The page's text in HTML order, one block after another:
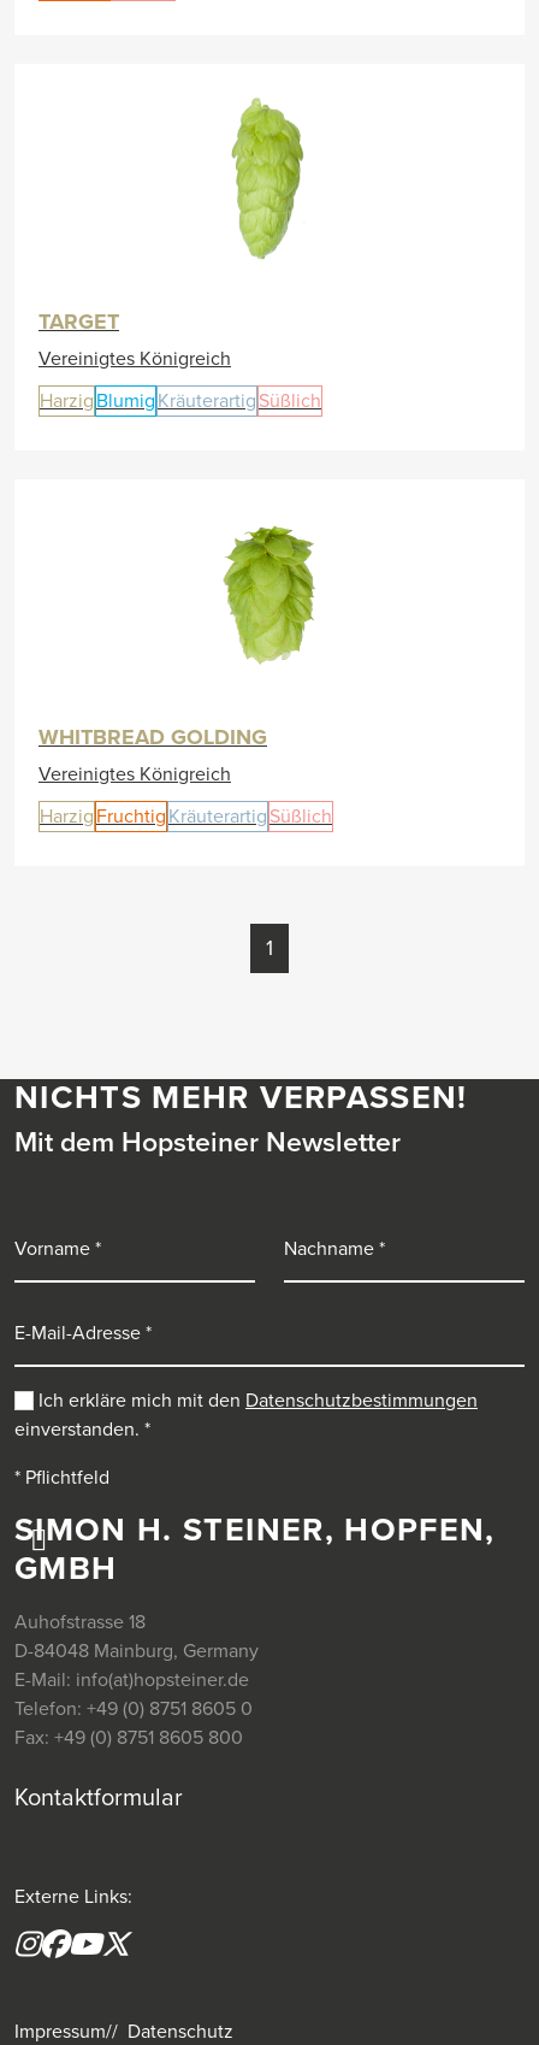
TARGET
Vereinigtes Königreich
Harzig Blumig Kräuterartig Süßlich
WHITBREAD GOLDING
Vereinigtes Königreich
Harzig Fruchtig Kräuterartig Süßlich
1
SIMON H. STEINER, HOPFEN,
GMBH
Auhofstrasse 18
D-84048 Mainburg, Germany
E-Mail: info(at)hopsteiner.de
Telefon: +49 (0) 8751 8605 0
Fax: +49 (0) 8751 8605 800
Kontaktformular
Externe Links:
Instagram
Facebook
YouTubeX formerly(twitter)
Impressum Datenschutz
NICHTS MEHR VERPASSEN!
Mit dem Hopsteiner Newsletter
Ich erkläre mich mit den Datenschutzbestimmungen
einverstanden. *
* Pflichtfeld